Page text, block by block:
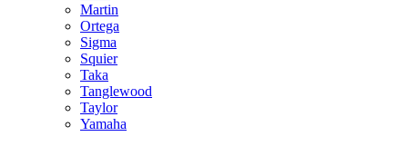
Martin
Ortega
Sigma
Squier
Taka
Tanglewood
Taylor
Yamaha